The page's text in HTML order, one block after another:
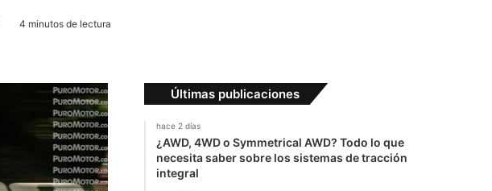
4 minutos de lectura
Últimas publicaciones
hace 2 días
¿AWD, 4WD o Symmetrical AWD? Todo lo que
necesita saber sobre los sistemas de tracción
integral